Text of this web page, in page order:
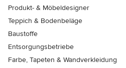
Produkt- & Möbeldesigner
Teppich & Bodenbeläge
Baustoffe
Entsorgungsbetriebe
Farbe, Tapeten & Wandverkleidung